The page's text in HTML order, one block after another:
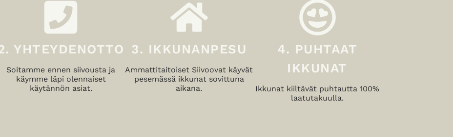
YHTEYDENOTTO
Soitamme ennen siivousta ja
käymme läpi olennaiset
käytännön asiat.
3. IKKUNANPESU
Ammattitaitoiset Siivoovat käyvät
pesemässä ikkunat sovittuna
aikana.
4. PUHTAAT
IKKUNAT
Ikkunat kiiltävät puhtautta 100%
laatutakuulla.